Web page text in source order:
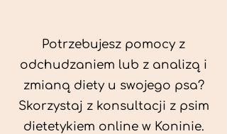
Potrzebujesz pomocy z
odchudzaniem lub z analizą i
zmianą diety u swojego psa?
Skorzystaj z konsultacji z psim
dietetykiem online w Koninie.